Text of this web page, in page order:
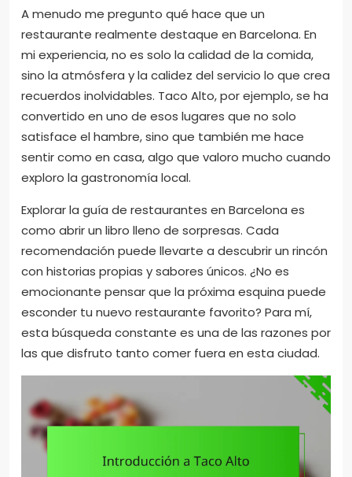
A menudo me pregunto qué hace que un
restaurante realmente destaque en Barcelona. En
mi experiencia, no es solo la calidad de la comida,
sino la atmósfera y la calidez del servicio lo que crea
recuerdos inolvidables. Taco Alto, por ejemplo, se ha
convertido en uno de esos lugares que no solo
satisface el hambre, sino que también me hace
sentir como en casa, algo que valoro mucho cuando
exploro la gastronomía local.
Explorar la guía de restaurantes en Barcelona es
como abrir un libro lleno de sorpresas. Cada
recomendación puede llevarte a descubrir un rincón
con historias propias y sabores únicos. ¿No es
emocionante pensar que la próxima esquina puede
esconder tu nuevo restaurante favorito? Para mí,
esta búsqueda constante es una de las razones por
las que disfruto tanto comer fuera en esta ciudad.